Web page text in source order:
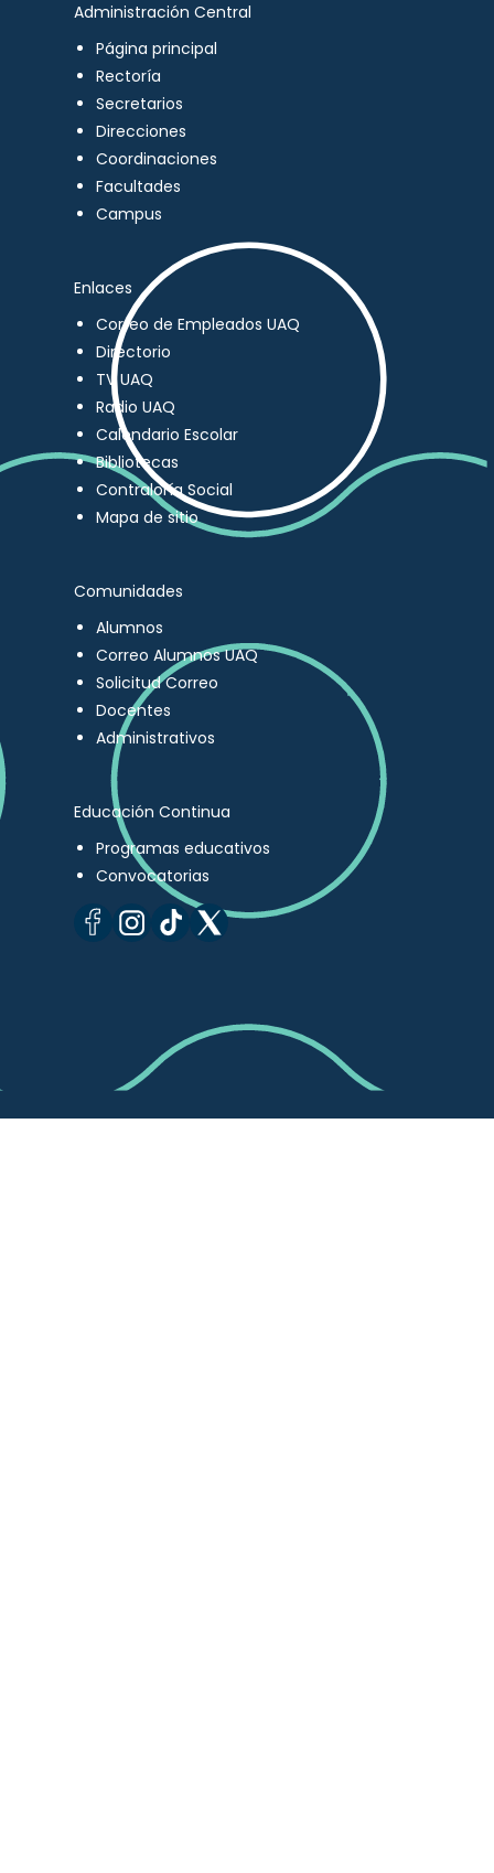
Administración Central
Página principal
Rectoría
Secretarios
Direcciones
Coordinaciones
Facultades
Campus
Enlaces
Correo de Empleados UAQ
Directorio
TV UAQ
Radio UAQ
Calendario Escolar
Bibliotecas
Contraloría Social
Mapa de sitio
Comunidades
Alumnos
Correo Alumnos UAQ
Solicitud Correo
Docentes
Administrativos
Educación Continua
Programas educativos
Convocatorias